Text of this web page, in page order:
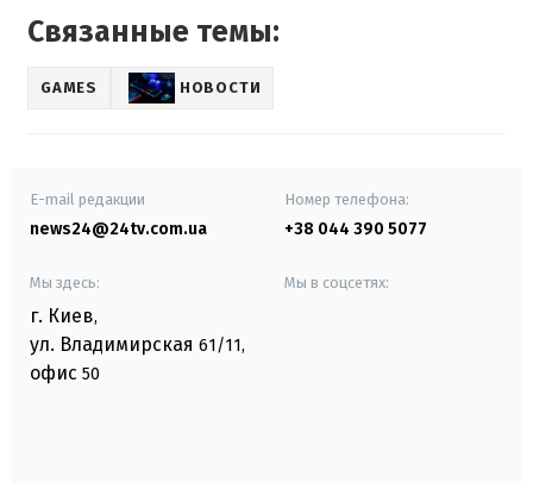
Связанные темы:
GAMES НОВОСТИ
E-mail редакции
news24@24tv.com.ua
Номер телефона:
+38 044 390 5077
Мы здесь:
г. Киев,
ул. Владимирская 61/11,
офис 50
Мы в соцсетях: